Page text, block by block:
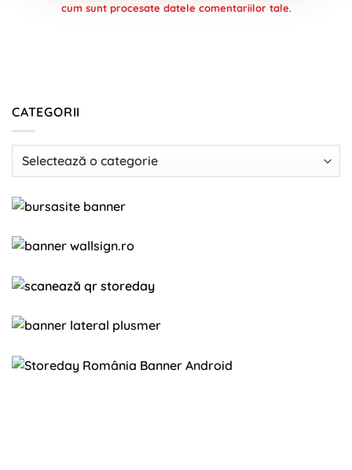
cum sunt procesate datele comentariilor tale.
CATEGORII
Categorii